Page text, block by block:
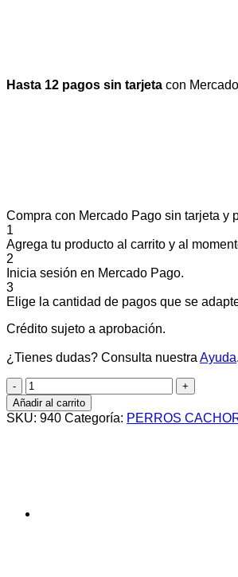
Hasta 12 pagos sin tarjeta con
Compra con Mercado Pago sin tarjeta y
1
Agrega tu producto al carrito y al
2
Inicia sesión en Mercado Pago.
3
Elige la cantidad de pagos que se
Crédito sujeto a aprobación.
¿Tienes dudas? Consulta nuestra Ayuda.
BALANCED
PERRO
CACHORRO
RAZA
Añadir al carrito
SKU: 940 Categoría: PERROS